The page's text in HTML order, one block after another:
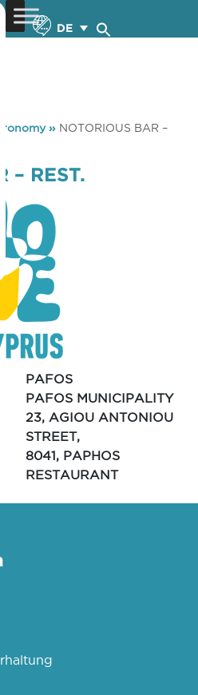
DE
» NOTORIOUS BAR –
– REST.
PAFOS
PAFOS MUNICIPALITY
23, AGIOU ANTONIOU
STREET,
8041, PAPHOS
RESTAURANT